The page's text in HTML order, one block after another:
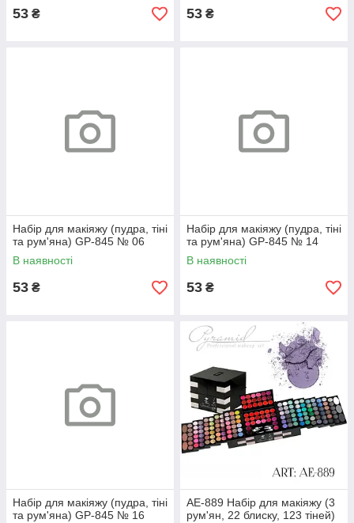
53 ₴ 53 ₴
Набір для макіяжу (пудра, тіні
та рум'яна) GP-845 № 06
В наявності
53 ₴
Набір для макіяжу (пудра, тіні
та рум'яна) GP-845 № 14
В наявності
53 ₴
Набір для макіяжу (пудра, тіні
та рум'яна) GP-845 № 16
AE-889 Набір для макіяжу (3
рум'ян, 22 блиску, 123 тіней)